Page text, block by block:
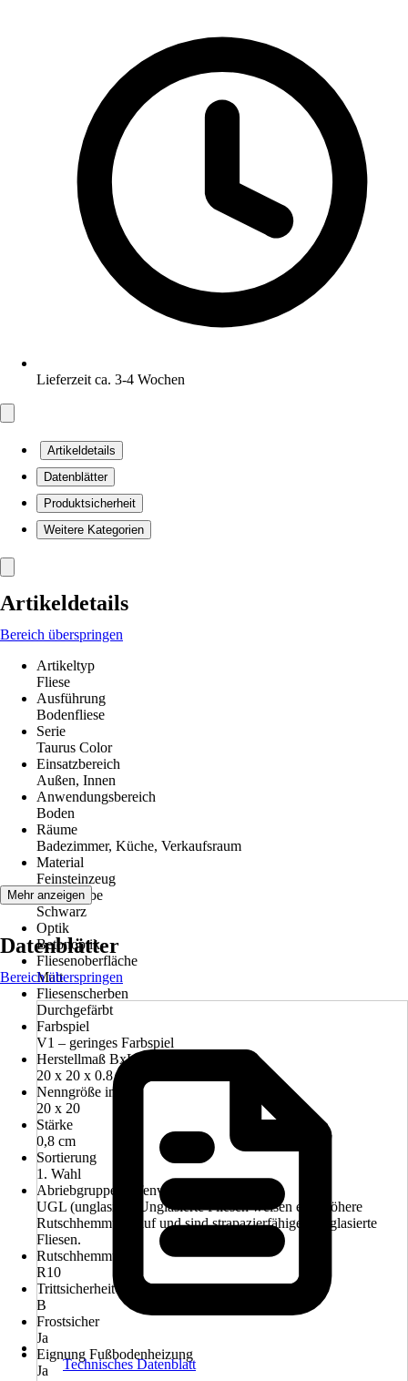
Lieferzeit ca. 3-4 Wochen
Artikeldetails
Datenblätter
Produktsicherheit
Weitere Kategorien
Artikeldetails
Bereich überspringen
Artikeltyp
Fliese
Ausführung
Bodenfliese
Serie
Taurus Color
Einsatzbereich
Außen, Innen
Anwendungsbereich
Boden
Räume
Badezimmer, Küche, Verkaufsraum
Material
Feinsteinzeug
Grundfarbe
Schwarz
Optik
Betonoptik
Fliesenoberfläche
Matt
Fliesenscherben
Durchgefärbt
Farbspiel
V1 – geringes Farbspiel
Herstellmaß BxLxS in cm
20 x 20 x 0.8 cm
Nenngröße in cm
20 x 20
Stärke
0,8 cm
Sortierung
1. Wahl
Abriebgruppe/Tiefenverschleiß
UGL (unglasiert) Unglasierte Fliesen weisen eine höhere
Rutschhemmung auf und sind strapazierfähiger als glasierte
Fliesen.
Rutschhemmung
R10
Trittsicherheit (Barfuß)
B
Frostsicher
Ja
Eignung Fußbodenheizung
Ja
Mehr anzeigen
Datenblätter
Bereich überspringen
Technisches Datenblatt